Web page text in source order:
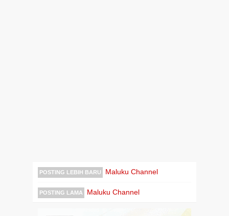
POSTING LEBIH BARU Maluku Channel
POSTING LAMA Maluku Channel